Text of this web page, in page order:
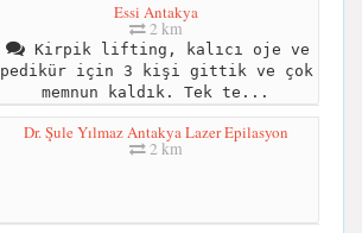
Essi Antakya
2 km
Kirpik lifting, kalıcı oje ve
pedikür için 3 kişi gittik ve çok
memnun kaldık. Tek te...
Dr. Şule Yılmaz Antakya Lazer Epilasyon
2 km